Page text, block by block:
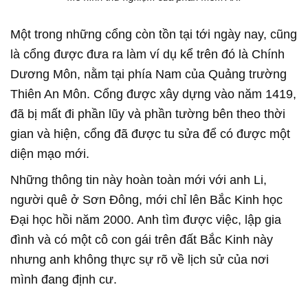
Một trong những cổng còn tồn tại tới ngày nay, cũng
là cổng được đưa ra làm ví dụ kể trên đó là Chính
Dương Môn, nằm tại phía Nam của Quảng trường
Thiên An Môn. Cổng được xây dựng vào năm 1419,
đã bị mất đi phần lũy và phần tường bên theo thời
gian và hiện, cổng đã được tu sửa để có được một
diện mạo mới.
Những thông tin này hoàn toàn mới với anh Li,
người quê ở Sơn Đông, mới chỉ lên Bắc Kinh học
Đại học hồi năm 2000. Anh tìm được việc, lập gia
đình và có một cô con gái trên đất Bắc Kinh này
nhưng anh không thực sự rõ về lịch sử của nơi
mình đang định cư.